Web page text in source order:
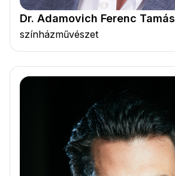
Dr. Adamovich Ferenc Tamás
színházművészet